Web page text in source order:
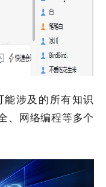
涉及的所有知识
、网络编程等多个